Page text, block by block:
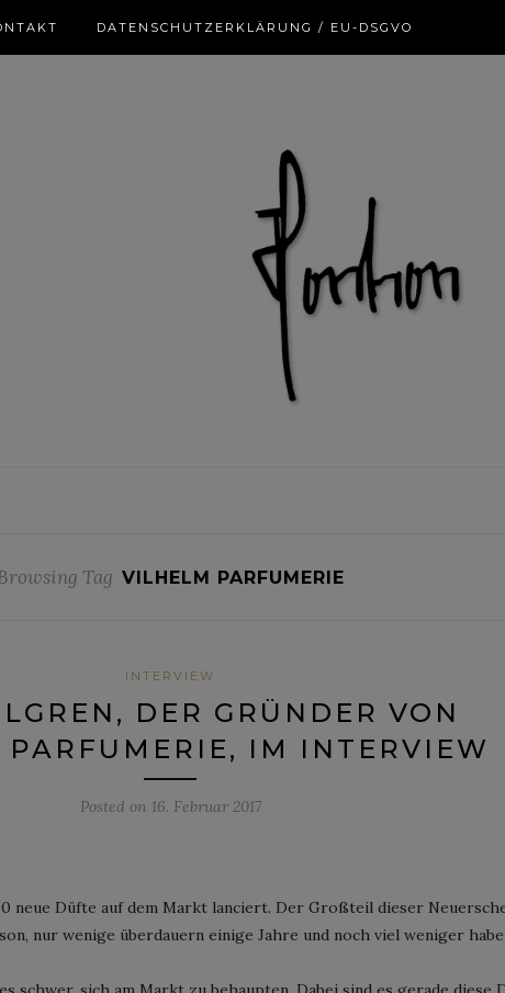
DATENSCHUTZERKLÄRUNG / EU-DSGVO
Tag VILHELM PARFUMERIE
INTERVIEW
DER GRÜNDER VON
IM INTERVIEW
Posted on 16. Februar 2017
neue Düfte auf dem Markt lanciert. Der Großteil dieser
nur wenige überdauern einige Jahre und noch viel weniger